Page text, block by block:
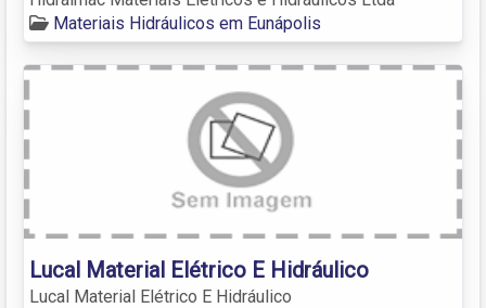
Materiais Hidráulicos em Eunápolis
Lucal Material Elétrico E Hidráulico
Lucal Material Elétrico E Hidráulico